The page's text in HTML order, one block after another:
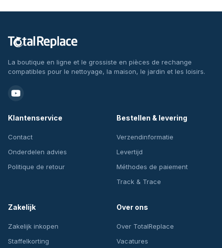
La boutique en ligne et le grossiste en pièces de rechange
compatibles pour le nettoyage, la maison, le jardin et les loisirs.
Klantenservice
Contact
Onderdelen advies
Politique de retour
Bestellen & levering
Verzendinformatie
Levertijd
Méthodes de paiement
Track & Trace
Zakelijk
Zakelijk inkopen
Staffelkorting
Over ons
Over TotalReplace
Vacatures